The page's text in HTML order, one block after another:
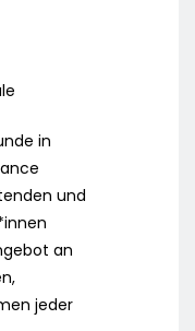
in
und
an
jeder